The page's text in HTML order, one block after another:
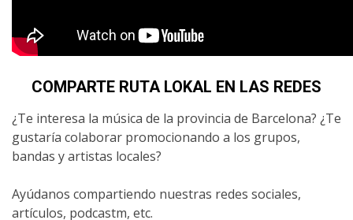
COMPARTE RUTA LOKAL EN LAS REDES
¿Te interesa la música de la provincia de Barcelona? ¿Te
gustaría colaborar promocionando a los grupos,
bandas y artistas locales?
Ayúdanos compartiendo nuestras redes sociales,
artículos, podcastm, etc.